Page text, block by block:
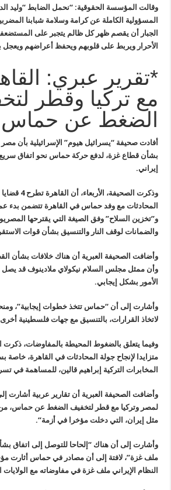
وقالت المؤسسة الحقوقية: “نحمل الضابط “وليد
المسؤولية الكاملة عن كرامة وسلامة شبابنا
الجبار أن يقصم ظهر كل ظالم يتجبر على
الأحرار ويربط على قلوبهم ويحفظ أعراضهم ويعجل
*تقرير عبري:
مع تركيا وقطر
الضغط عن حماس
أفادت صحيفة “يسرائيل هيوم” الإسرائيلية بأن
بشأن قطاع غزة، لدفع حركة حماس نحو اتفاق
إيراني.
وذكرت الصحيفة، الأربعاء، أن القاهرة تطرح 4 قضايا محورية خلال جولة
المحادثات مع وفد حماس في القاهرة تتضمن بدء
و”تخزين السلاح” وفق الصيغة التي يقترحها
والضمانات لوقف النار والتنسيق بشأن قوات
وأضافت الصحيفة العبرية أن هناك خلافات بشأن
وأن ممثل مجلس السلام نيكولاي ملادينوف قد يصل
الأمور بشكل إيجابي.
وأشارت إلى أن “حماس تتخذ خطوات إيجابية”،
لاتخاذ القرارات، بالتنسيق مع جهات فلسطينية أخرى
وفيما يتعلق بالضغوط المحيطة بالمفاوضات،
متزايدا لإنجاح جولة المحادثات في القاهرة،
المخابرات التركية إبراهيم قالين، للمساهمة في
وأضافت الصحيفة العبرية أن تقارير عربية أشارت
لمصر وتركيا مع قطر لتخفيف الضغط عن حماس،
مثل إيران، التي دخلت مؤخرا في أزمة“.
وأشارت إلى أن هناك “إلحاحا للتوصل إلى اتفاق
ملف غزة”، لافتة إلى أن مصادر في حماس أثارت
النظام الإيراني ملف غزة في مفاوضاته مع الولايات